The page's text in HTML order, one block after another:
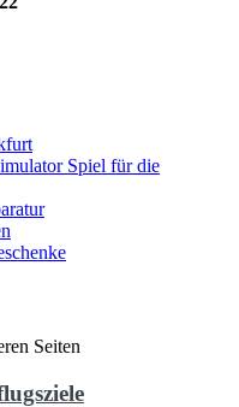
Spiel für die
Seiten